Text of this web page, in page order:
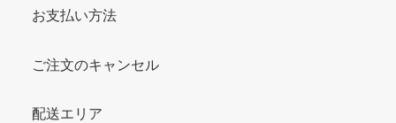
お支払い方法
ご注文のキャンセル
配送エリア